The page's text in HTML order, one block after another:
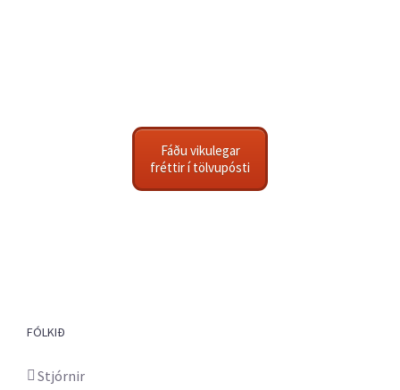
Fáðu vikulegar
fréttir í tölvupósti
FÓLKIÐ
Stjórnir